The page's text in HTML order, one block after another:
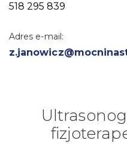
518 295 839
Adres e-mail: